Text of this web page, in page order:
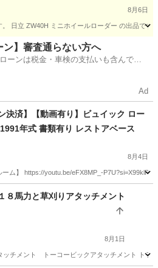
8月6日
日立 ZW40H ミニホイールローダー の出品で
の他
ン】審査通らない方へ
ーンは税金・車検の支払いも含んでい
Ad
決済】【動画有り】ビュイック ロー
年式 書類有り レストアベース
8月4日
ーム】 https://youtu.be/eFX8MP_-
その他 エンジン
８馬力と草刈りアタッチメント
8月1日
ッチメント トーコービックアタッチメント ト